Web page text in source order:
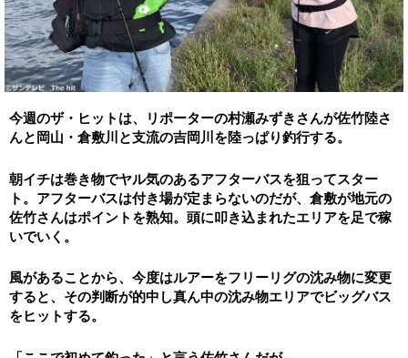
今週のザ・ヒットは、リポーターの村瀬みずきさんが佐竹陸さ
んと岡山・ 倉敷川と支流の吉岡川を陸っぱり釣行する。
朝イチは巻き物でヤル気のあるアフターバスを狙ってスター
ト。 アフターバスは付き場が定まらないのだが、 倉敷が地元の
佐竹さんはポイントを熟知。頭に叩き込まれたエリアを足で稼
いでいく。
風があることから、 今度はルアーをフリーリグの沈み物に変更
すると、 その判断が的中し真ん中の沈み物エリアでビッグバス
をヒットする。